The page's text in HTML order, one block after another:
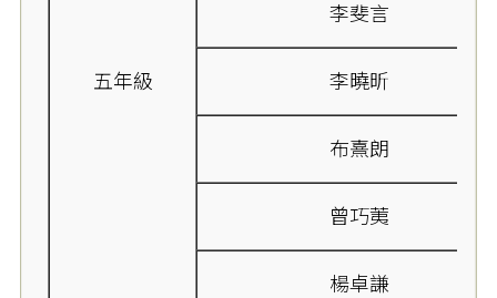
五年級
李斐言
李曉昕
布熹朗
曾巧荑
楊卓謙